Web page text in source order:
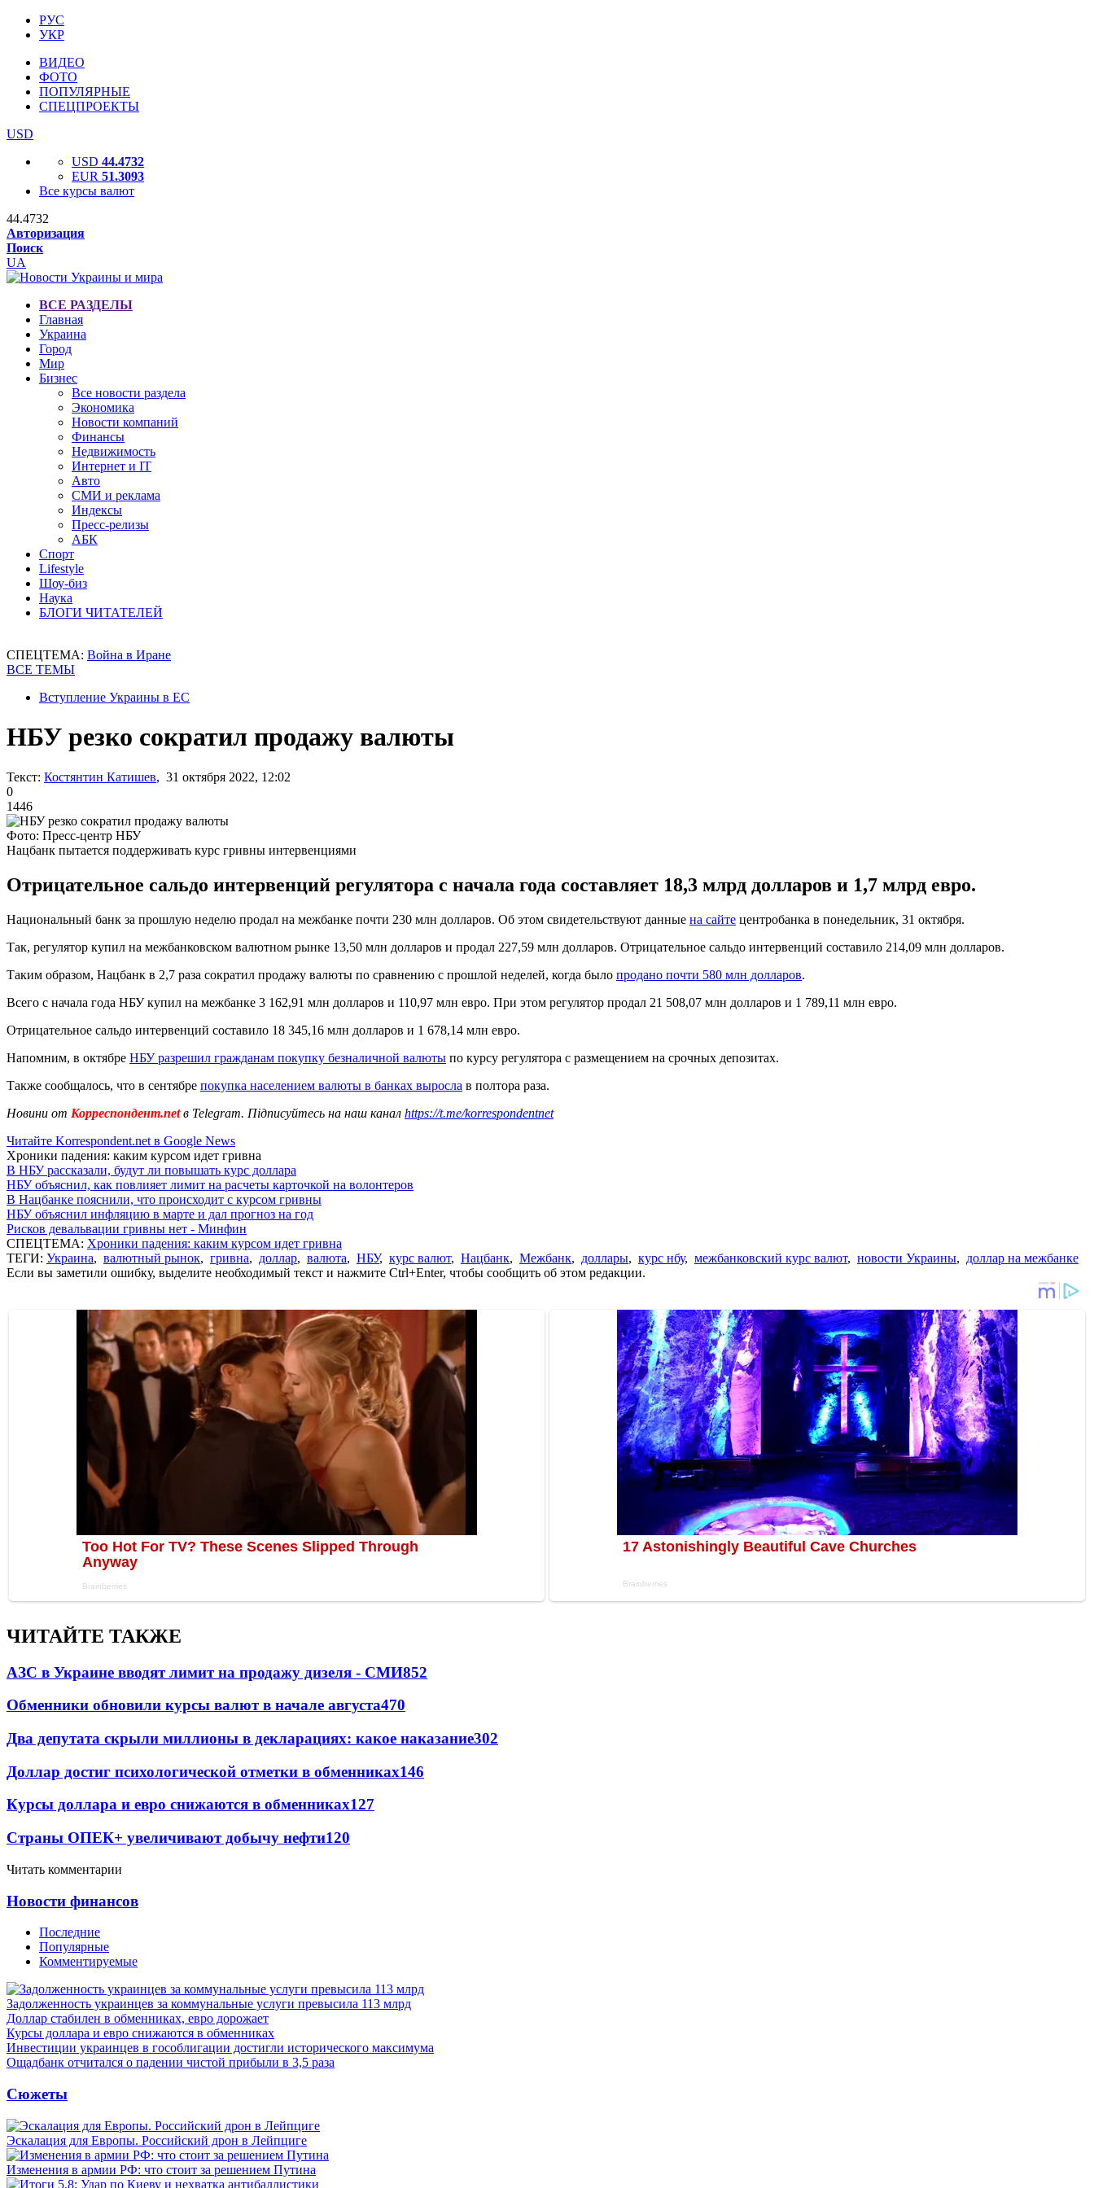
РУС
УКР
ВИДЕО
ФОТО
ПОПУЛЯРНЫЕ
СПЕЦПРОЕКТЫ
USD
USD 44.4732
EUR 51.3093
Все курсы валют
44.4732
Авторизация
Поиск
UA
ВСЕ РАЗДЕЛЫ
Главная
Украина
Город
Мир
Бизнес
Все новости раздела
Экономика
Новости компаний
Финансы
Недвижимость
Интернет и IT
Авто
СМИ и реклама
Индексы
Пресс-релизы
АБК
Спорт
Lifestyle
Шоу-биз
Наука
БЛОГИ ЧИТАТЕЛЕЙ
СПЕЦТЕМА: Война в Иране
ВСЕ ТЕМЫ
Вступление Украины в ЕС
НБУ резко сократил продажу валюты
Текст: Костянтин Катишев, 31 октября 2022, 12:02
0
1446
Фото: Пресс-центр НБУ
Нацбанк пытается поддерживать курс гривны интервенциями
Отрицательное сальдо интервенций регулятора с начала года составляет 18,3 млрд долларов и 1,7 млрд евро.
Национальный банк за прошлую неделю продал на межбанке почти 230 млн долларов. Об этом свидетельствуют данные на сайте центробанка в понедельник, 31 октября.
Так, регулятор купил на межбанковском валютном рынке 13,50 млн долларов и продал 227,59 млн долларов. Отрицательное сальдо интервенций составило 214,09 млн долларов.
Таким образом, Нацбанк в 2,7 раза сократил продажу валюты по сравнению с прошлой неделей, когда было продано почти 580 млн долларов.
Всего с начала года НБУ купил на межбанке 3 162,91 млн долларов и 110,97 млн евро. При этом регулятор продал 21 508,07 млн долларов и 1 789,11 млн евро.
Отрицательное сальдо интервенций составило 18 345,16 млн долларов и 1 678,14 млн евро.
Напомним, в октябре НБУ разрешил гражданам покупку безналичной валюты по курсу регулятора с размещением на срочных депозитах.
Также сообщалось, что в сентябре покупка населением валюты в банках выросла в полтора раза.
Новини от Корреспондент.netв Telegram. Підписуйтесь на наш канал https://t.me/korrespondentnet
Читайте Korrespondent.net в Google News
Хроники падения: каким курсом идет гривна
В НБУ рассказали, будут ли повышать курс доллара
НБУ объяснил, как повлияет лимит на расчеты карточкой на волонтеров
В Нацбанке пояснили, что происходит с курсом гривны
НБУ объяснил инфляцию в марте и дал прогноз на год
Рисков девальвации гривны нет - Минфин
СПЕЦТЕМА: Хроники падения: каким курсом идет гривна
ТЕГИ: Украина, валютный рынок, гривна, доллар, валюта, НБУ, курс валют, Нацбанк, Межбанк, доллары, курс нбу, межбанковский курс валют, новости Украины, доллар на межбанке
Если вы заметили ошибку, выделите необходимый текст и нажмите Ctrl+Enter, чтобы сообщить об этом редакции.
ЧИТАЙТЕ ТАКЖЕ
АЗС в Украине вводят лимит на продажу дизеля - СМИ852
Обменники обновили курсы валют в начале августа470
Два депутата скрыли миллионы в декларациях: какое наказание302
Доллар достиг психологической отметки в обменниках146
Курсы доллара и евро снижаются в обменниках127
Страны ОПЕК+ увеличивают добычу нефти120
Читать комментарии
Новости финансов
Последние
Популярные
Комментируемые
Задолженность украинцев за коммунальные услуги превысила 113 млрд
Доллар стабилен в обменниках, евро дорожает
Курсы доллара и евро снижаются в обменниках
Инвестиции украинцев в гособлигации достигли исторического максимума
Ощадбанк отчитался о падении чистой прибыли в 3,5 раза
Сюжеты
Эскалация для Европы. Российский дрон в Лейпциге
Изменения в армии РФ: что стоит за решением Путина